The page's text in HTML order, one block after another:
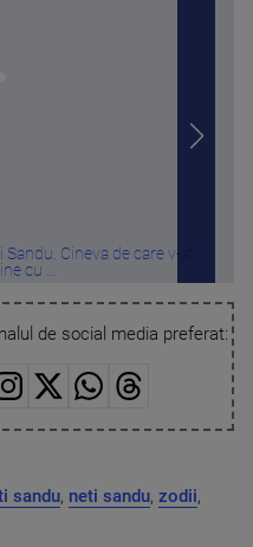
Cineva de care v-ați
cu ...
de social media preferat:
sandu, neti sandu, zodii,